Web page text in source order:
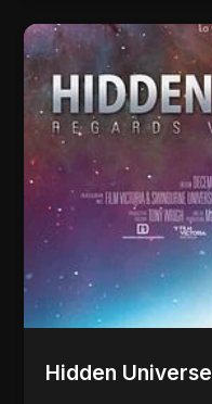
Hidden Universe